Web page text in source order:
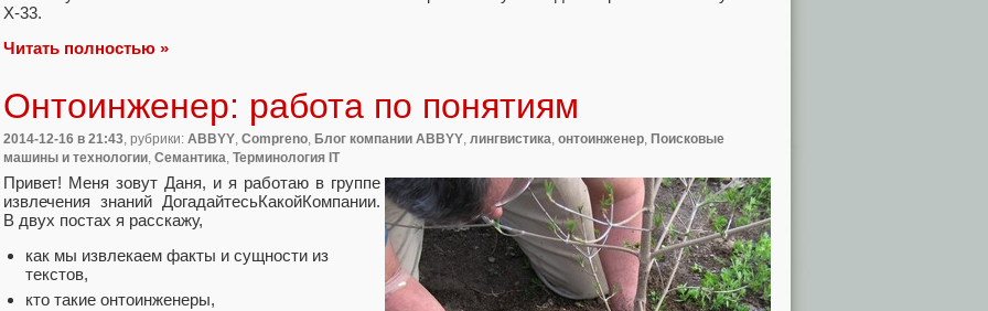
X-33.
Читать полностью »
Онтоинженер: работа по понятиям
2014-12-16 в 21:43, рубрики: ABBYY, Compreno, Блог компании ABBYY, лингвистика, онтоинженер, Поисковые
машины и технологии, Семантика, Терминология IT
Привет! Меня зовут Даня, и я работаю в группе
извлечения знаний ДогадайтесьКакойКомпании.
В двух постах я расскажу,
как мы извлекаем факты и сущности из
текстов,
кто такие онтоинженеры,